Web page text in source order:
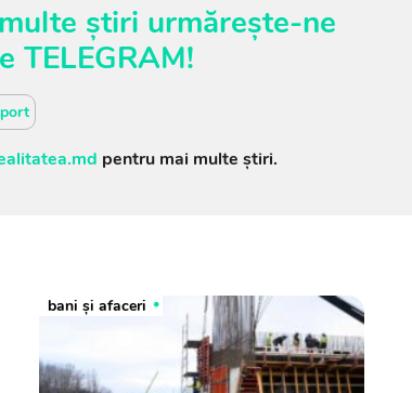
știri urmărește-ne
TELEGRAM!
pentru mai multe știri.
bani și afaceri